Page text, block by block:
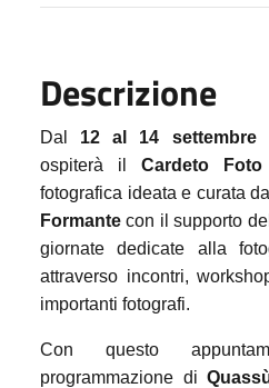
Descrizione
Dal 12 al 14 settembre
ospiterà il Cardeto
fotografica ideata e curata
Formantecon il supporto
giornate dedicate alla
attraverso incontri,
importanti fotografi.
Con questo
programmazione di